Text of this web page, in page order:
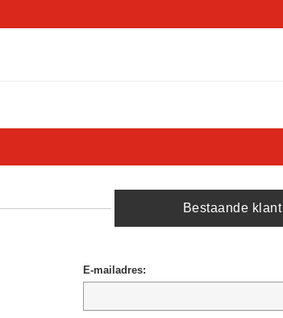
Bestaande klant
E-mailadres: